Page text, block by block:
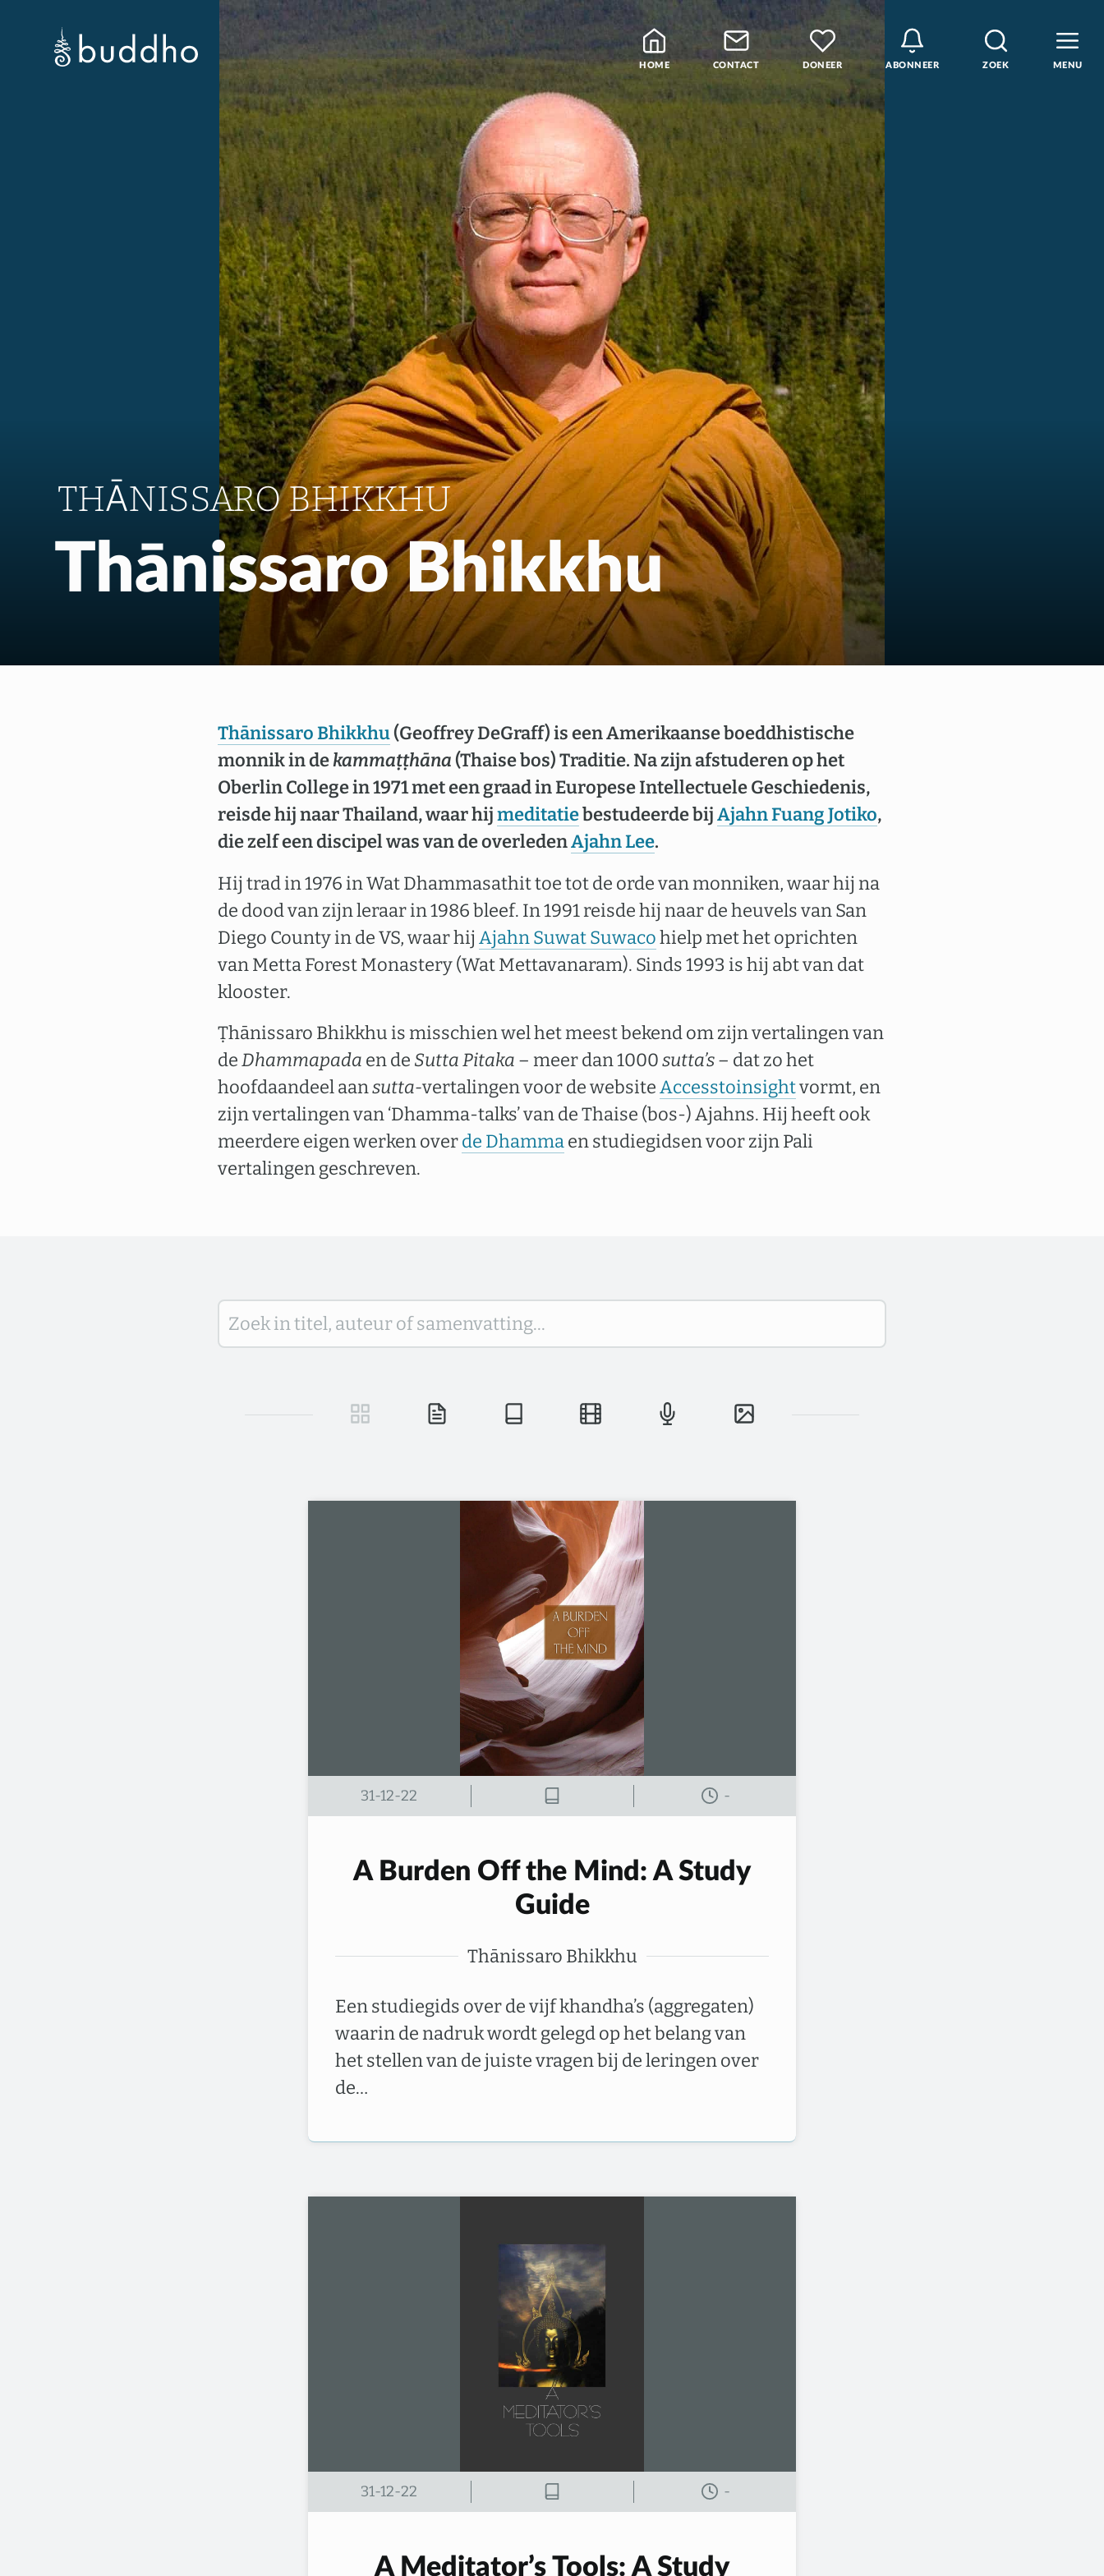
MENU
ZOEK
ABONNEER
DONEER
CONTACT
HOME
Blog
Leraren
Podcast en Praatjes
Samatha Meditatie
De Vier Edele Waarheden
Theravada Bibliotheek
Gratis Meditatiecursus
EN NL
THĀNISSARO BHIKKHU
Thānissaro Bhikkhu
Thānissaro Bhikkhu(Geoffrey DeGraff) is een Amerikaanse boeddhistische
monnik in dekammaṭṭhāna(Thaise bos) Traditie. Na zijn afstuderen op het
Oberlin College in 1971 met een graad in Europese Intellectuele Geschiedenis,
reisde hij naar Thailand, waar hijmeditatiebestudeerde bijAjahn Fuang Jotiko,
die zelf een discipel was van de overledenAjahn Lee.
Hij trad in 1976 in Wat Dhammasathit toe tot de orde van monniken, waar hij na
de dood van zijn leraar in 1986 bleef. In 1991 reisde hij naar de heuvels van San
Diego County in de VS, waar hij Ajahn Suwat Suwacohielp met het oprichten
van Metta Forest Monastery (Wat Mettavanaram). Sinds 1993 is hij abt van dat
klooster.
Ṭhānissaro Bhikkhu is misschien wel het meest bekend om zijn vertalingen van
deDhammapada en de Sutta Pitaka – meer dan 1000sutta’s– dat zo het
hoofdaandeel aansutta-vertalingen voor de websiteAccesstoinsightvormt, en
zijn vertalingen van ‘Dhamma-talks’ van de Thaise (bos-) Ajahns. Hij heeft ook
meerdere eigen werken overde Dhammaen studiegidsen voor zijn Pali
vertalingen geschreven.
31-12-22 -
A Burden Off the Mind: A Study
Guide
Thānissaro Bhikkhu
Een studiegids over de vijf khandha’s (aggregaten)
waarin de nadruk wordt gelegd op het belang van
het stellen van de juiste vragen bij de leringen over
de…
31-12-22 -
A Meditator’s Tools: A Study